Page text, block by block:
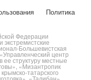
Политика
Федерации
Большевистская
центр
структуру местные
«Мизантропик
татарского
«Талибан»,